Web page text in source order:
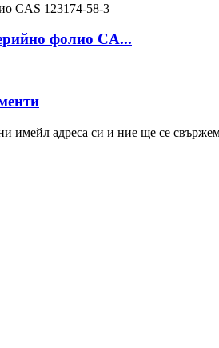
фолио CA...
имейл адреса си и ние ще се